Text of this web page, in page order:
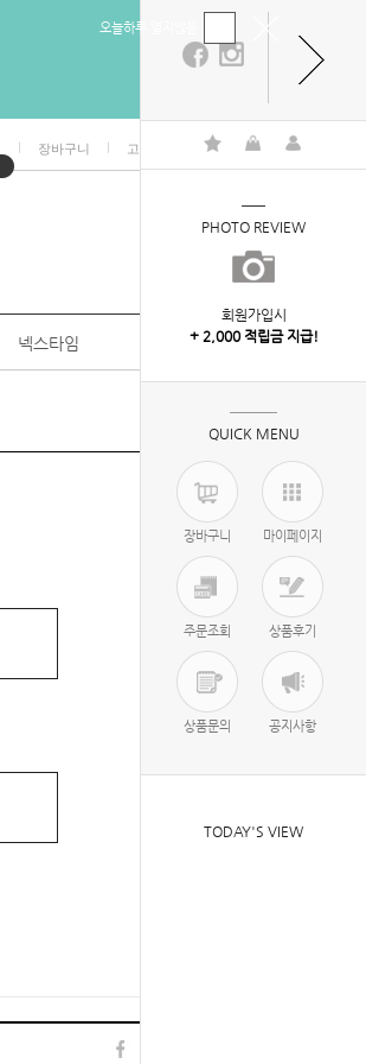
PHOTO REVIEW
회원가입시
+ 2,000 적립금 지급!
QUICK MENU
장바구니 마이페이지
주문조회 상품후기
상품문의 공지사항
TODAY'S VIEW
오늘하루 열지않음
장바구니 고객센터 마이페이지
넥스타임 특판/대량구매